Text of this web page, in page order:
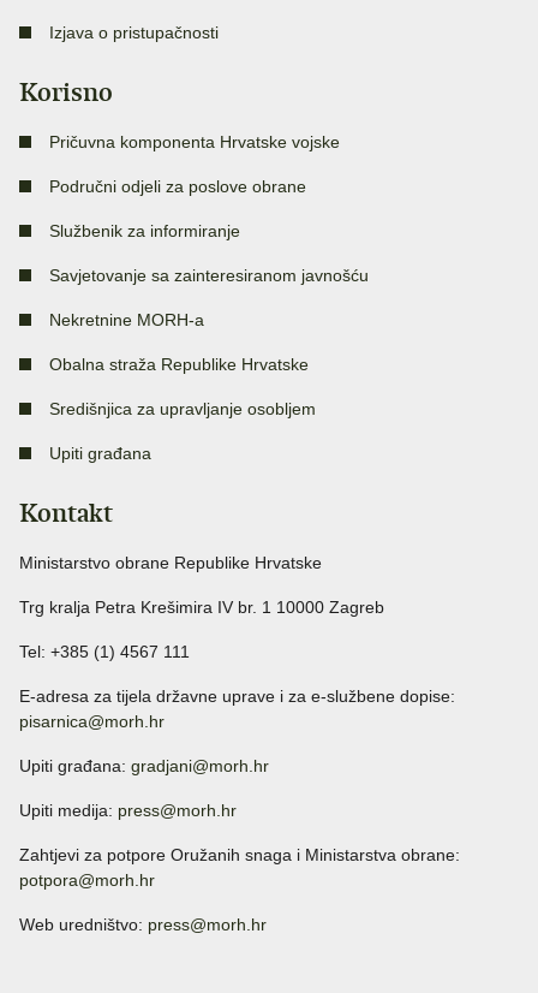
Izjava o pristupačnosti
Korisno
Pričuvna komponenta Hrvatske vojske
Područni odjeli za poslove obrane
Službenik za informiranje
Savjetovanje sa zainteresiranom javnošću
Nekretnine MORH-a
Obalna straža Republike Hrvatske
Središnjica za upravljanje osobljem
Upiti građana
Kontakt
Ministarstvo obrane Republike Hrvatske
Trg kralja Petra Krešimira IV br. 1 10000 Zagreb
Tel: +385 (1) 4567 111
E-adresa za tijela državne uprave i za e-službene dopise:
pisarnica@morh.hr
Upiti građana: gradjani@morh.hr
Upiti medija: press@morh.hr
Zahtjevi za potpore Oružanih snaga i Ministarstva obrane:
potpora@morh.hr
Web uredništvo: press@morh.hr